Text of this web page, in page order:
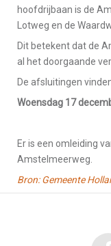
hoofdrijbaan is de
Lotweg en de
Dit betekent dat de
al het doorgaande
De afsluitingen
Woensdag 17
Er is een omleiding
Amstelmeerweg.
Bron: Gemeente